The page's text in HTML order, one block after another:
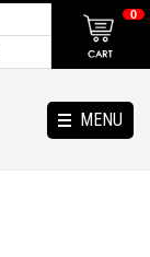
MENU
0